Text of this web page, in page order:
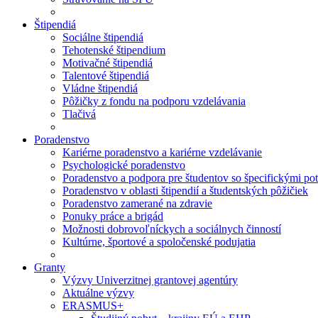
Štipendiá
Sociálne štipendiá
Tehotenské štipendium
Motivačné štipendiá
Talentové štipendiá
Vládne štipendiá
Pôžičky z fondu na podporu vzdelávania
Tlačivá
Poradenstvo
Kariérne poradenstvo a kariérne vzdelávanie
Psychologické poradenstvo
Poradenstvo a podpora pre študentov so špecifickými
Poradenstvo v oblasti štipendií a študentských pôžičiek
Poradenstvo zamerané na zdravie
Ponuky práce a brigád
Možnosti dobrovoľníckych a sociálnych činností
Kultúrne, športové a spoločenské podujatia
Granty
Výzvy Univerzitnej grantovej agentúry
Aktuálne výzvy
ERASMUS+